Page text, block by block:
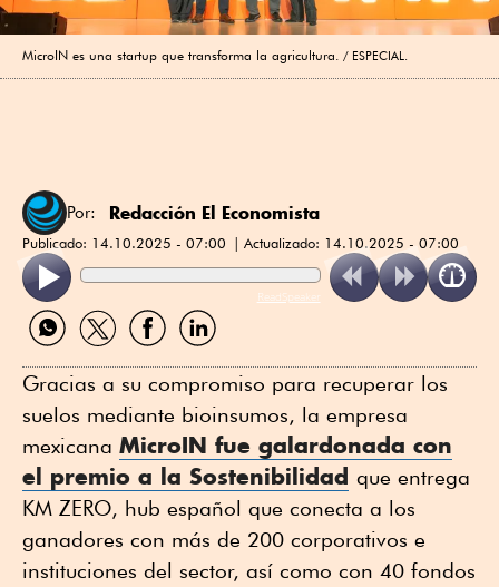
MicroIN es una startup que transforma la agricultura. ESPECIAL.
Por: Redacción El Economista
Publicado: 14.10.2025 - 07:00 Actualizado: 14.10.2025 - 07:00
ReadSpeaker
Compartir
por
Compartir
por
Compartir
por
Compartir
por
Gracias a su compromiso para recuperar los
suelos mediante bioinsumos, la empresa
mexicana MicroIN fue galardonada con
el premio a la Sostenibilidad que entrega
KM ZERO, hub español que conecta a los
ganadores con más de 200 corporativos e
instituciones del sector, así como con 40 fondos